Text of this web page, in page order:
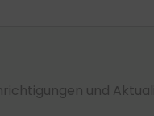
und